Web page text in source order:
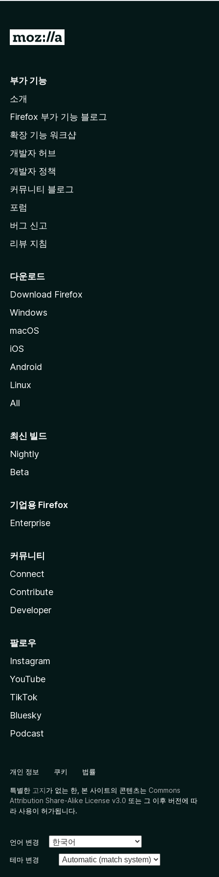
점
습
니
M
l
a
페
이
지
이
동
부가 기능
소개
Firefox 부가 기능 블로그
확장 기능 워크샵
개발자 허브
개발자 정책
커뮤니티 블로그
포럼
버그 신고
리뷰 지침
다운로드
Download Firefox
Windows
macOS
iOS
Android
Linux
All
최신 빌드
Nightly
Beta
기업용 Firefox
Enterprise
커뮤니티
Connect
Contribute
Developer
팔로우
Instagram
YouTube
TikTok
Bluesky
Podcast
개인 정보 쿠키 법률
특별한 고지가 없는 한, 본 사이트의 콘텐츠는 Commons
Attribution Share-Alike License v3.0 또는 그 이후 버전에 따
라 사용이 허가됩니다.
언어 변경
테마 변경